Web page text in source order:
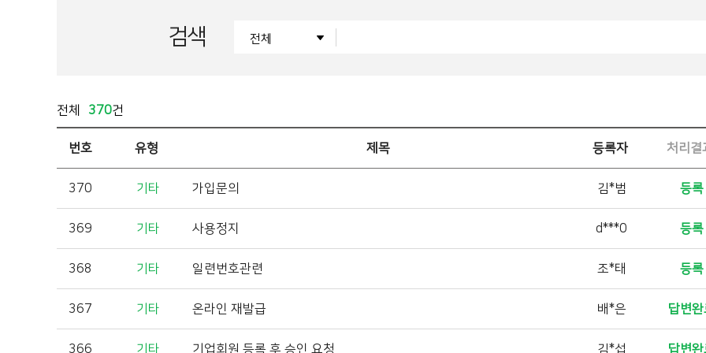
검색
전체 370건
번호 유형 제목 등록자 처리결
370 기타 가입문의 김*범 등록
369 기타 사용정지 d***0 등록
368 기타 일련번호관련 조*태 등록
367 기타 온라인 재발급 배*은 답변
366 기타 기업회원 등록 후 승인 요청 김*섭 답변